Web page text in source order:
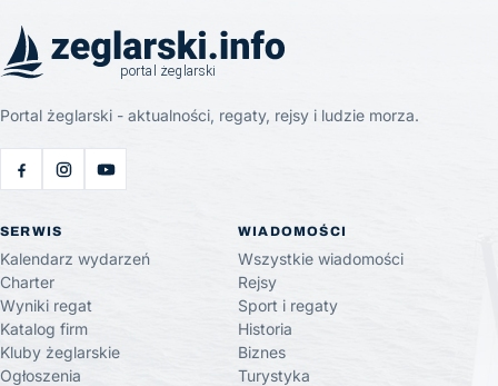
Portal żeglarski - aktualności, regaty, rejsy i ludzie morza.
SERWIS
Kalendarz wydarzeń
Charter
Wyniki regat
Katalog firm
Kluby żeglarskie
Ogłoszenia
WIADOMOŚCI
Wszystkie wiadomości
Rejsy
Sport i regaty
Historia
Biznes
Turystyka